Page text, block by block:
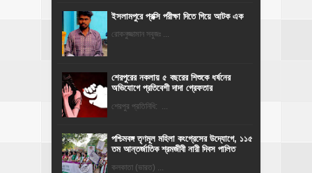
ইসলামপুরে প্রক্সি পরীক্ষা দিতে গিয়ে আটক এক
রোকনুজ্জামান সবুজঃ ...
শেরপুরের নকলায় ৫ বছরের শিশুকে ধর্ষনের
অভিযোগে প্রতিবেশী দাদা গ্রেফতার
শেরপুর প্রতিনিধি: ...
পশ্চিমবঙ্গ তৃণমূল মহিলা কংগ্রেসের উদ্যোগে, ১১৫
তম আন্তর্জাতিক শ্রমজীবী নারী দিবস পালিত
কলকাতা (ভারত) ...